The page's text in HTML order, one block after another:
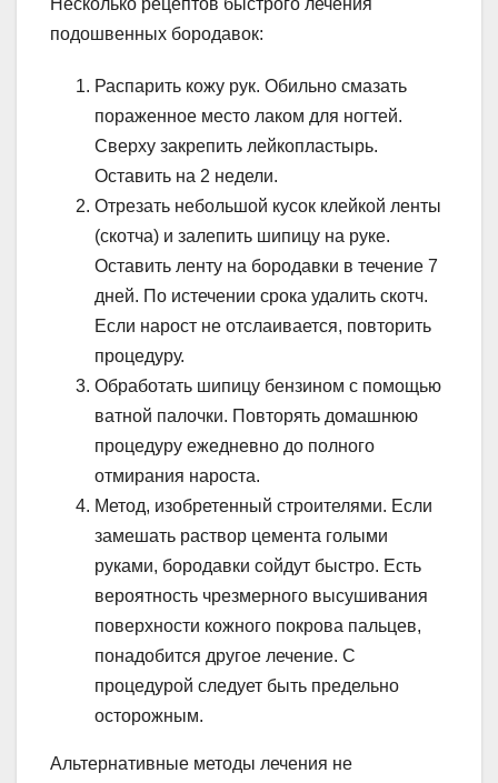
Несколько рецептов быстрого лечения
подошвенных бородавок:
Распарить кожу рук. Обильно смазать
пораженное место лаком для ногтей.
Сверху закрепить лейкопластырь.
Оставить на 2 недели.
Отрезать небольшой кусок клейкой ленты
(скотча) и залепить шипицу на руке.
Оставить ленту на бородавки в течение 7
дней. По истечении срока удалить скотч.
Если нарост не отслаивается, повторить
процедуру.
Обработать шипицу бензином с помощью
ватной палочки. Повторять домашнюю
процедуру ежедневно до полного
отмирания нароста.
Метод, изобретенный строителями. Если
замешать раствор цемента голыми
руками, бородавки сойдут быстро. Есть
вероятность чрезмерного высушивания
поверхности кожного покрова пальцев,
понадобится другое лечение. С
процедурой следует быть предельно
осторожным.
Альтернативные методы лечения не